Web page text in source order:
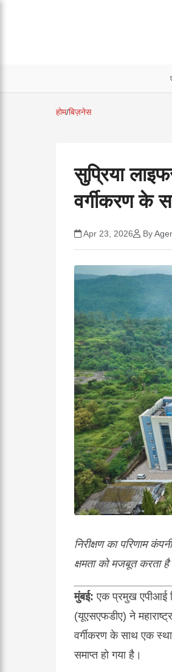
होम/बिज़नेस
सुप्रिया
वर्गीकरण के
Apr 23, 2026 By
निरीक्षण का परिणाम
क्षमता को मजबूत करता है
मुंबई:एक प्रमुख एपीआई
(यूएसएफडीए) ने
वर्गीकरण के साथ एक
समाप्त हो गया है।